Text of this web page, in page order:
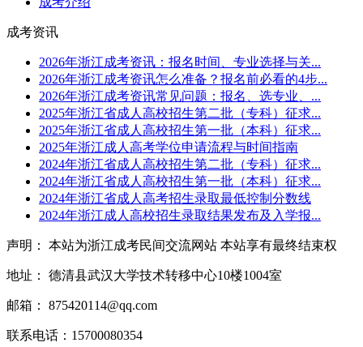
成考资讯
2026年浙江成考资讯：报名时间、专业选择与关...
2026年浙江成考资讯怎么准备？报名前必看的4步...
2026年浙江成考资讯常见问题：报名、选专业、...
2025年浙江省成人高校招生第二批（专科）征求...
2025年浙江省成人高校招生第一批（本科）征求...
2025年浙江成人高考学位申请流程与时间指南
2024年浙江省成人高校招生第二批（专科）征求...
2024年浙江省成人高校招生第一批（本科）征求...
2024年浙江省成人高考招生录取最低控制分数线
2024年浙江成人高校招生录取结果发布及入学报...
声明： 本站为浙江成考民间交流网站 本站享有最终结束权
地址： 德清县武汉大学技术转移中心10楼1004室
邮箱： 875420114@qq.com
联系电话：15700080354